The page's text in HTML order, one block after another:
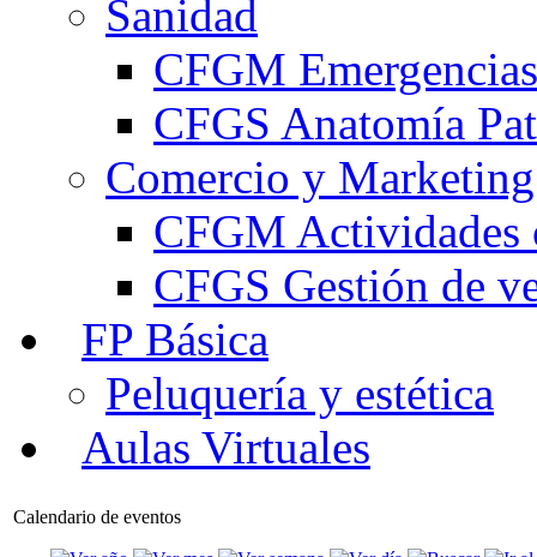
Sanidad
CFGM
CFGS Anatomía
Comercio y Marketing
CFGM Actividades
CFGS Gestión de
FP Básica
Peluquería y estética
Aulas Virtuales
Calendario de eventos